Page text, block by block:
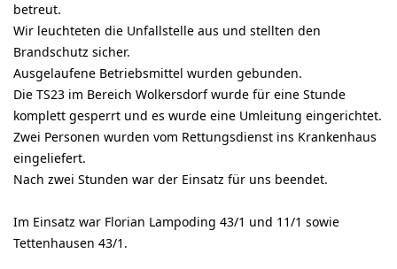
betreut.
Wir leuchteten die Unfallstelle aus und stellten den
Brandschutz sicher.
Ausgelaufene Betriebsmittel wurden gebunden.
Die TS23 im Bereich Wolkersdorf wurde für eine Stunde
komplett gesperrt und es wurde eine Umleitung eingerichtet.
Zwei Personen wurden vom Rettungsdienst ins Krankenhaus
eingeliefert.
Nach zwei Stunden war der Einsatz für uns beendet.
Im Einsatz war Florian Lampoding 43/1 und 11/1 sowie
Tettenhausen 43/1.